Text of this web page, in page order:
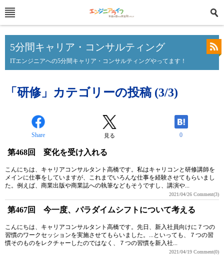
5分間キャリア・コンサルティング
ITエンジニアへの5分間キャリア・コンサルティングやってます！
「研修」カテゴリーの投稿 (3/3)
Share 見る 0
第468回 変化を受け入れる
こんにちは、キャリアコンサルタント高橋です。私はキャリコンと研修講師を
メインに仕事をしていますが、これまでいろんな仕事を経験させてもらいまし
た。例えば、商業出版や商業誌への執筆などもそうですし、講演や...
2021/04/26 Comment(3)
第467回 今一度、パラダイムシフトについて考える
こんにちは、キャリアコンサルタント高橋です。先日、新入社員向けに７つの
習慣のワークセッションを実施させてもらいました。...といっても、７つの習
慣そのものをレクチャーしたのではなく、７つの習慣を新入社...
2021/04/19 Comment(0)